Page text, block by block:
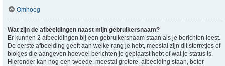
Omhoog
Wat zijn de afbeeldingen naast mijn gebruikersnaam?
Er kunnen 2 afbeeldingen bij een gebruikersnaam staan als je berichten leest.
De eerste afbeelding geeft aan welke rang je hebt, meestal zijn dit sterretjes of
blokjes die aangeven hoeveel berichten je geplaatst hebt of wat je status is.
Hieronder kan nog een tweede, meestal grotere, afbeelding staan, beter